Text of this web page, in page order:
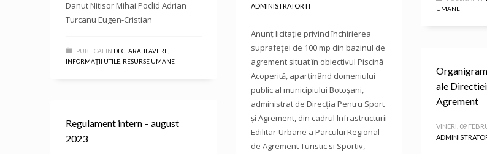
Danut Nitisor Mihai Poclid Adrian
Turcanu Eugen-Cristian
PUBLICAT IN DECLARATII AVERE
INFORMAȚII UTILE RESURSE UMANE
UMANE
ADMINISTRATOR IT
Anunț licitație privind închirierea
suprafeței de 100 mp din bazinul de
agrement situat în obiectivul Piscină
Acoperită, aparținând domeniului
public al municipiului Botoșani,
administrat de Direcția Pentru Sport
și Agrement, din cadrul Infrastructurii
Edilitar-Urbane a Parcului Regional
de Agrement Turistic si Sportiv,
ale
Agrement
VINERI, 09
Regulament intern – august
2023